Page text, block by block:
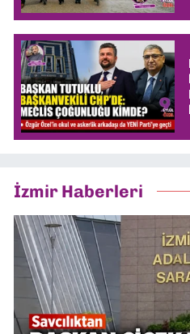
İzmir Haberleri